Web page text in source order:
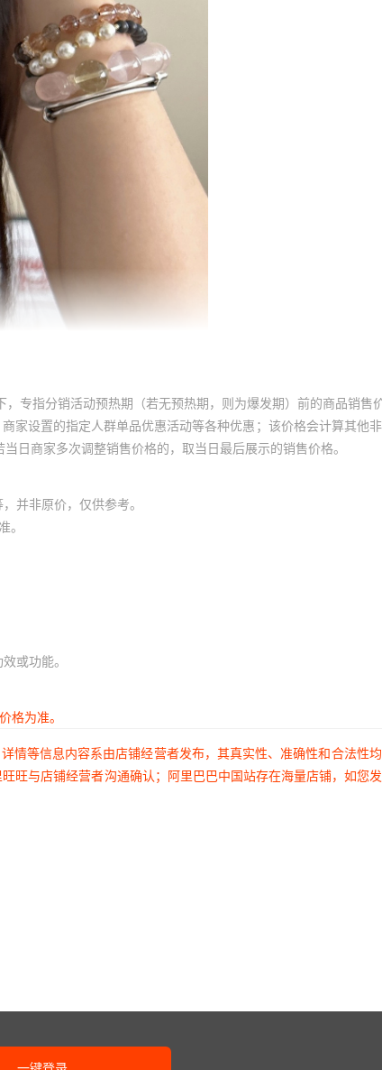
专指分销活动预热期（若无预热期，则为爆发期）前的商品销售
家设置的指定人群单品优惠活动等各种优惠；该价格会计算其他
日商家多次调整销售价格的，取当日最后展示的销售价格。
并非原价，仅供参考。
。
或功能。
格为准。
情等信息内容系由店铺经营者发布，其真实性、准确性和合法性
旺与店铺经营者沟通确认；阿里巴巴中国站存在海量店铺，如您